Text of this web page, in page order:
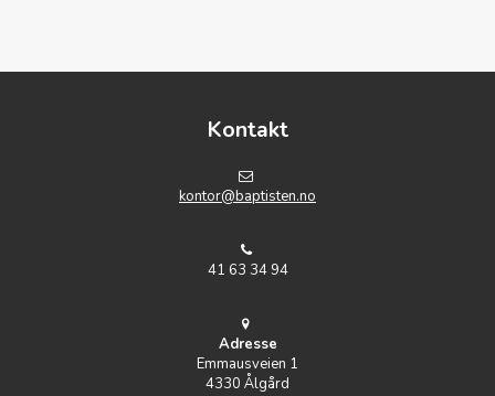
Kontakt
kontor@baptisten.no
41 63 34 94
Adresse
Emmausveien 1
4330 Ålgård